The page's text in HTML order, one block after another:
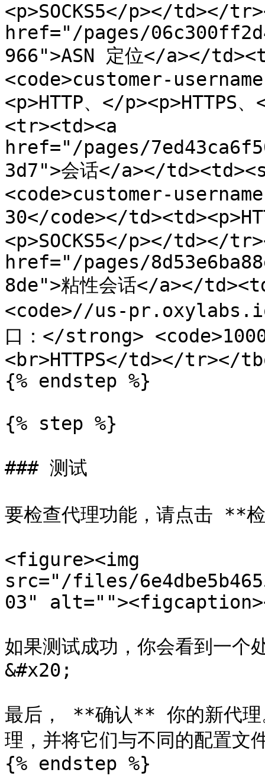
<p>SOCKS5</p></td></
href="/pages/
966">ASN 定位</a></
<code>customer-
<p>HTTP、</p><p>HTTPS
<tr><td><a
href="/pages/
3d7">会话</a></
<code>customer-
30</code></
<p>SOCKS5</p></td></
href="/pages/
8de">粘性会话</a></
<code>//us-
口：</strong>
<br>HTTPS</td></tr></
{% endstep %}
{% step %}
### 测试
要检查代理功能，请点击 **
<figure><img
src="/files/
03"
如果测试成功，你会看到一
&#x20;
最后， **确认** 你的新代理
理，并将它们与不同的配置文
{% endstep %}